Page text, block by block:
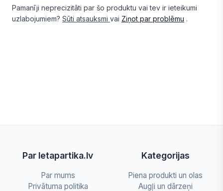
Pamanīji neprecizitāti par šo produktu vai tev ir ieteikumi
uzlabojumiem? Sūti atsauksmi vai Ziņot par problēmu .
Par letapartika.lv
Par mums
Privātuma politika
Kategorijas
Piena produkti un olas
Augļi un dārzeņi